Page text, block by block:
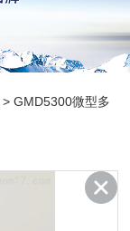
> GMD5300微型多